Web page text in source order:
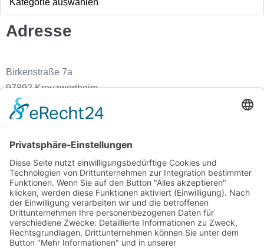
Adresse
Birkenstraße 7a
97892 Kreuzwertheim
Kontakt
Fon: 09342-92230
Fax: 09342-922340
steuer@kanzlei-ruehrschneck.de
Büro Öffnungszeiten